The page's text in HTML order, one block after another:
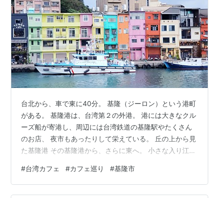
台北から、車で東に40分。 基隆（ジーロン）という港町
がある。 基隆港は、台湾第２の外港。 港には大きなクル
ーズ船が寄港し、周辺には台湾鉄道の基隆駅やたくさん
のお店、 夜市もあったりして栄えている。 丘の上から見
た基隆港 その基隆港から、さらに東へ。 小さな入り江に
ト。 カラフルに彩られた建物「彩色屋」が並ぶ。 彩色屋
の向こう岸。ここから色彩屋が一望できる カラフルなの
#台湾カフェ #カフェ巡り #基隆市